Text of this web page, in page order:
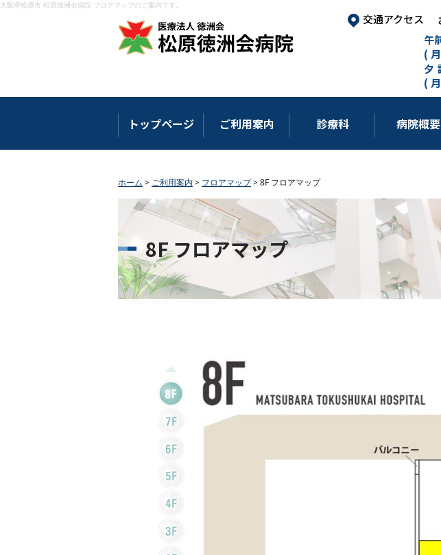
大阪府松原市 松原徳洲会病院 フロアマップのご案内です。
交通アクセス
午
(
夕
(
トップページ ご利用案内 診療科 病院概要
ホーム > ご利用案内 > フロアマップ>8F フロアマップ
8F フロアマップ